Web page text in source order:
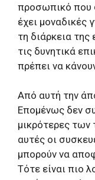
προσωπικό που
έχει μοναδικές
τη διάρκεια της
τις δυνητικά
πρέπει να
Από αυτή την
Επομένως δεν
μικρότερες
αυτές οι
μπορούν να
Τότε είναι πιο